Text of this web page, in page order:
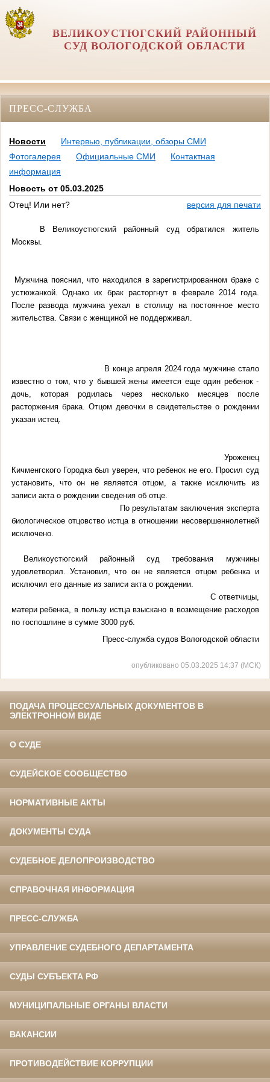
ВЕЛИКОУСТЮГСКИЙ РАЙОННЫЙ
СУД ВОЛОГОДСКОЙ ОБЛАСТИ
ПРЕСС-СЛУЖБА
Новости
Интервью, публикации, обзоры СМИ
Фотогалерея
Официальные СМИ
Контактная
информация
Новость от 05.03.2025
Отец! Или нет?
версия для печати
В Великоустюгский районный суд обратился житель
Москвы.
Мужчина пояснил, что находился в зарегистрированном браке с
устюжанкой. Однако их брак расторгнут в феврале 2014 года.
После развода мужчина уехал в столицу на постоянное место
жительства. Связи с женщиной не поддерживал.
В конце апреля 2024 года мужчине стало
известно о том, что у бывшей жены имеется еще один ребенок -
дочь, которая родилась через несколько месяцев после
расторжения брака. Отцом девочки в свидетельстве о рождении
указан истец.
Уроженец
Кичменгского Городка был уверен, что ребенок не его. Просил суд
установить, что он не является отцом, а также исключить из
записи акта о рождении сведения об отце.
По результатам заключения эксперта
биологическое отцовство истца в отношении несовершеннолетней
исключено.
Великоустюгский районный суд требования мужчины
удовлетворил. Установил, что он не является отцом ребенка и
исключил его данные из записи акта о рождении.
С ответчицы,
матери ребенка, в пользу истца взыскано в возмещение расходов
по госпошлине в сумме 3000 руб.
Пресс-служба судов Вологодской области
опубликовано 05.03.2025 14:37 (МСК)
ПОДАЧА ПРОЦЕССУАЛЬНЫХ ДОКУМЕНТОВ В
ЭЛЕКТРОННОМ ВИДЕ
О СУДЕ
СУДЕЙСКОЕ СООБЩЕСТВО
НОРМАТИВНЫЕ АКТЫ
ДОКУМЕНТЫ СУДА
СУДЕБНОЕ ДЕЛОПРОИЗВОДСТВО
СПРАВОЧНАЯ ИНФОРМАЦИЯ
ПРЕСС-СЛУЖБА
УПРАВЛЕНИЕ СУДЕБНОГО ДЕПАРТАМЕНТА
СУДЫ СУБЪЕКТА РФ
МУНИЦИПАЛЬНЫЕ ОРГАНЫ ВЛАСТИ
ВАКАНСИИ
ПРОТИВОДЕЙСТВИЕ КОРРУПЦИИ